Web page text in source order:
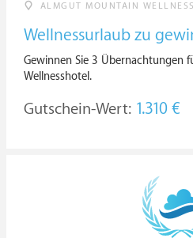
ALMGUT MOUNTAIN
Wellnessurlaub zu
Gewinnen Sie 3 Übernachtungen
Wellnesshotel.
Gutschein-Wert: 1.310 €